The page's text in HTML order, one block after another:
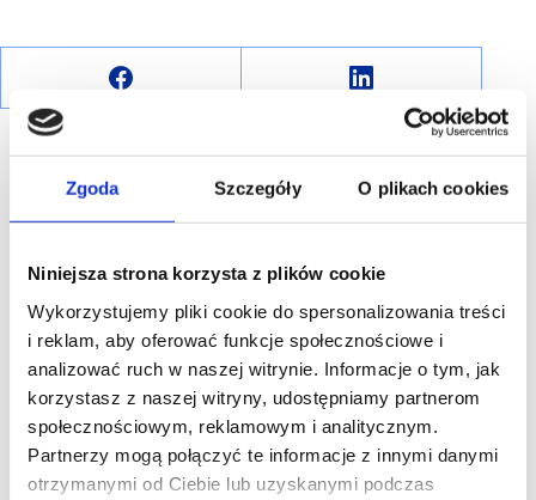
Zgoda Szczegóły O plikach cookies
Niniejsza strona korzysta z plików cookie
Wykorzystujemy pliki cookie do spersonalizowania treści
i reklam, aby oferować funkcje społecznościowe i
analizować ruch w naszej witrynie. Informacje o tym, jak
korzystasz z naszej witryny, udostępniamy partnerom
społecznościowym, reklamowym i analitycznym.
Partnerzy mogą połączyć te informacje z innymi danymi
otrzymanymi od Ciebie lub uzyskanymi podczas